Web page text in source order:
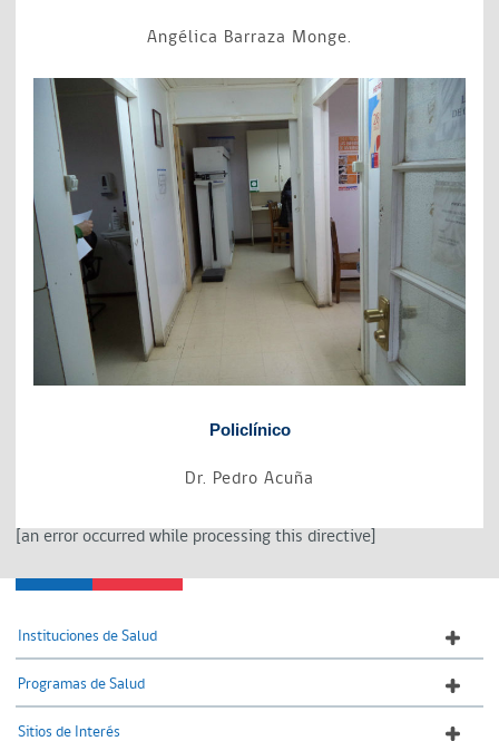
Angélica Barraza Monge.
Policlínico
Dr. Pedro Acuña
[an error occurred while processing this directive]
Instituciones de Salud
Programas de Salud
Sitios de Interés